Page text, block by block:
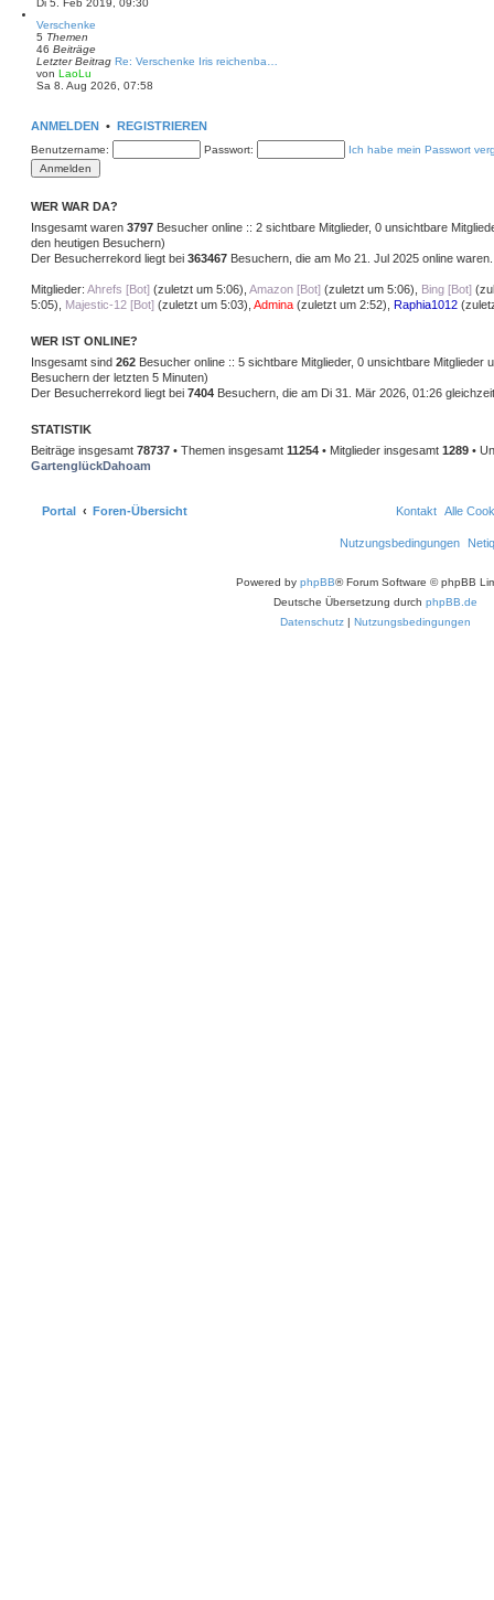
B
i
r
a
e
B
t
a
Verschenke
5 Themen
46 Beiträge
Letzter Beitrag Re: Verschenke Iris reichenba…
von LaoLu
e
s
t
r
e
t
a
g
Sa 8. Aug 2026, 07:58
ANMELDEN • REGISTRIEREN
Benutzername: Passwort: Ich habe mein Passwort
WER WAR DA?
Insgesamt waren 3797 Besucher online :: 2 sichtbare Mitglieder, 0 unsichtbare
den heutigen Besuchern)
Der Besucherrekord liegt bei 363467 Besuchern, die am Mo 21. Jul 2025 online waren.
Mitglieder: Ahrefs [Bot] (zuletzt um 5:06), Amazon [Bot] (zuletzt um 5:06), Bing [Bot] (
5:05), Majestic-12 [Bot] (zuletzt um 5:03), Admina (zuletzt um 2:52), Raphia1012 (
WER IST ONLINE?
Insgesamt sind 262 Besucher online :: 5 sichtbare Mitglieder, 0 unsichtbare Mitglieder
Besuchern der letzten 5 Minuten)
Der Besucherrekord liegt bei 7404 Besuchern, die am Di 31. Mär 2026, 01:26
STATISTIK
Beiträge insgesamt 78737 • Themen insgesamt 11254 • Mitglieder insgesamt 1289 •
GartenglückDahoam
Portal Foren-Übersicht Alle
Kontakt
Nutzungsbedingungen
Powered by phpBB® Forum Software © phpBB
Deutsche Übersetzung durch phpBB.de
Datenschutz | Nutzungsbedingungen